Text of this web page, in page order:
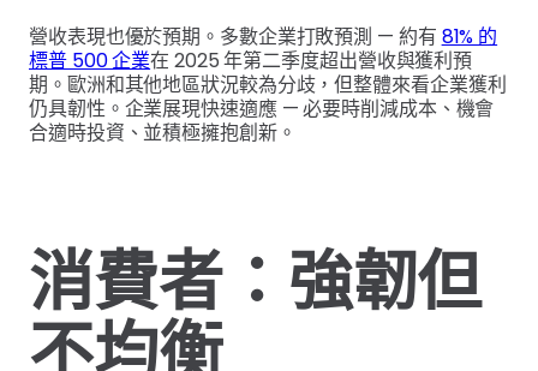
營收表現也優於預期。多數企業打敗預測 — 約有 81% 的
標普 500 企業在 2025 年第二季度超出營收與獲利預
期。歐洲和其他地區狀況較為分歧，但整體來看企業獲利
仍具韌性。企業展現快速適應 — 必要時削減成本、機會
合適時投資、並積極擁抱創新。
消費者：強韌但
不均衡